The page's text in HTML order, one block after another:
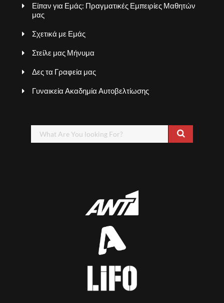
Είπαν για Εμάς: Πραγματικές Εμπειρίες Μαθητών
μας
Σχετικά με Εμάς
Στείλε μας Μήνυμα
Δες τα Γραφεία μας
Γυναικεία Ακαδημία Αυτοβελτίωσης